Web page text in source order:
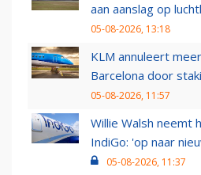
aan aanslag op
05-08-2026, 13:18
KLM annuleert
Barcelona door
05-08-2026, 11:57
Willie Walsh neemt
IndiGo: 'op naar
05-08-2026, 11:37